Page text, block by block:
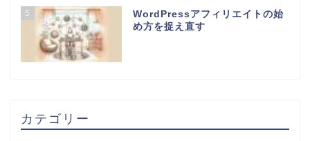
5
WordPressアフィリエイトの始
め方を捉え直す
カテゴリー